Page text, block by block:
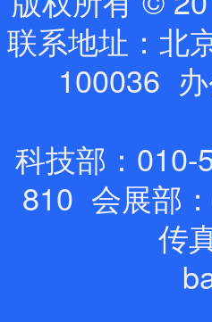
联系地址：北
100036
科技部：
810 会展部
传